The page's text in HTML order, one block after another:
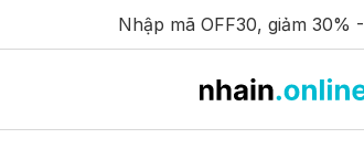
Nhập mã OFF30, giảm 30% -